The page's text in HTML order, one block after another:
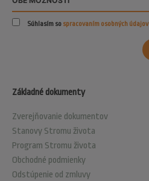
Základné dokumenty
Zverejňovanie dokumentov
Stanovy Stromu života
Program Stromu života
Obchodné podmienky
Odstúpenie od zmluvy
Súhlasím so spracovaním osobných údajov